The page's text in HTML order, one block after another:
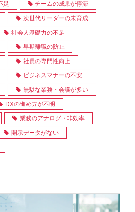
足 チームの成果が停滞
次世代リーダーの未育成
社会人基礎力の不足
早期離職の防止
社員の専門性向上
ビジネスマナーの不安
無駄な業務・会議が多い
DXの進め方が不明
業務のアナログ・非効率
開示データがない